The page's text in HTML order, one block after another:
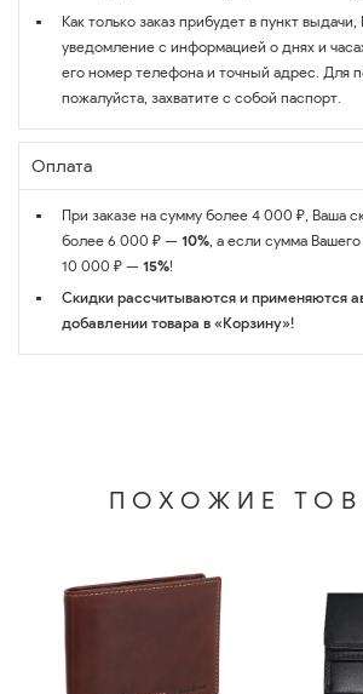
Как только заказ прибудет в пункт
уведомление с информацией о днях и
его номер телефона и точный адрес. Для
пожалуйста, захватите с собой паспорт.
Оплата
При заказе на сумму более 4 000 ₽, Ваша
более 6 000 ₽ — 10%, а если сумма
10 000 ₽ — 15%!
Скидки рассчитываются и применяются
добавлении товара в «Корзину»!
ПОХОЖИЕ